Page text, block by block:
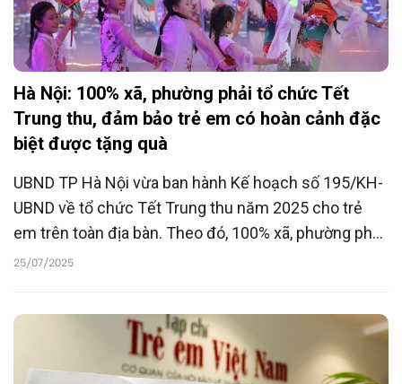
Hà Nội: 100% xã, phường phải tổ chức Tết
Trung thu, đảm bảo trẻ em có hoàn cảnh đặc
biệt được tặng quà
UBND TP Hà Nội vừa ban hành Kế hoạch số 195/KH-
UBND về tổ chức Tết Trung thu năm 2025 cho trẻ
em trên toàn địa bàn. Theo đó, 100% xã, phường phải
xây dựng kế hoạch tổ chức Trung thu và đảm bảo trẻ
25/07/2025